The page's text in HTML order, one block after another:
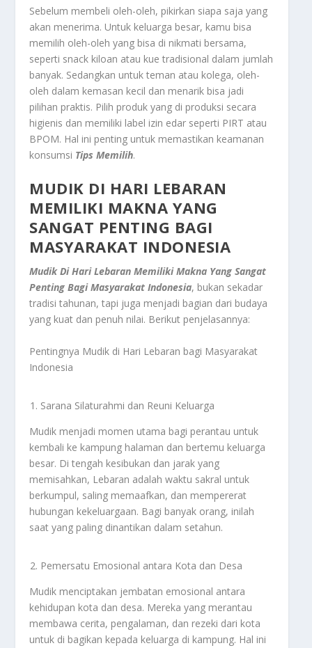
Sebelum membeli oleh-oleh, pikirkan siapa saja yang
akan menerima. Untuk keluarga besar, kamu bisa
memilih oleh-oleh yang bisa di nikmati bersama,
seperti snack kiloan atau kue tradisional dalam jumlah
banyak. Sedangkan untuk teman atau kolega, oleh-
oleh dalam kemasan kecil dan menarik bisa jadi
pilihan praktis. Pilih produk yang di produksi secara
higienis dan memiliki label izin edar seperti PIRT atau
BPOM. Hal ini penting untuk memastikan keamanan
konsumsi Tips Memilih.
MUDIK DI HARI LEBARAN
MEMILIKI MAKNA YANG
SANGAT PENTING BAGI
MASYARAKAT INDONESIA
Mudik Di Hari Lebaran Memiliki Makna Yang Sangat
Penting Bagi Masyarakat Indonesia, bukan sekadar
tradisi tahunan, tapi juga menjadi bagian dari budaya
yang kuat dan penuh nilai. Berikut penjelasannya:
Pentingnya Mudik di Hari Lebaran bagi Masyarakat
Indonesia
Sarana Silaturahmi dan Reuni Keluarga
Mudik menjadi momen utama bagi perantau untuk
kembali ke kampung halaman dan bertemu keluarga
besar. Di tengah kesibukan dan jarak yang
memisahkan, Lebaran adalah waktu sakral untuk
berkumpul, saling memaafkan, dan mempererat
hubungan kekeluargaan. Bagi banyak orang, inilah
saat yang paling dinantikan dalam setahun.
Pemersatu Emosional antara Kota dan Desa
Mudik menciptakan jembatan emosional antara
kehidupan kota dan desa. Mereka yang merantau
membawa cerita, pengalaman, dan rezeki dari kota
untuk di bagikan kepada keluarga di kampung. Hal ini